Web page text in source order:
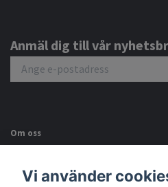
Anmäl dig till vår
Om oss
Kundtjänst
Vi använder